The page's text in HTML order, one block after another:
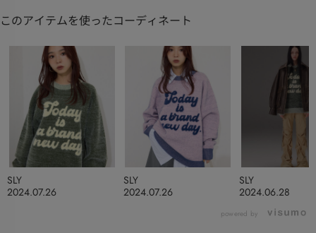
このアイテムを使ったコーディネート
2024.07.26
SLY
2024.07.26
SLY
2024.06.28
SLY
powered by